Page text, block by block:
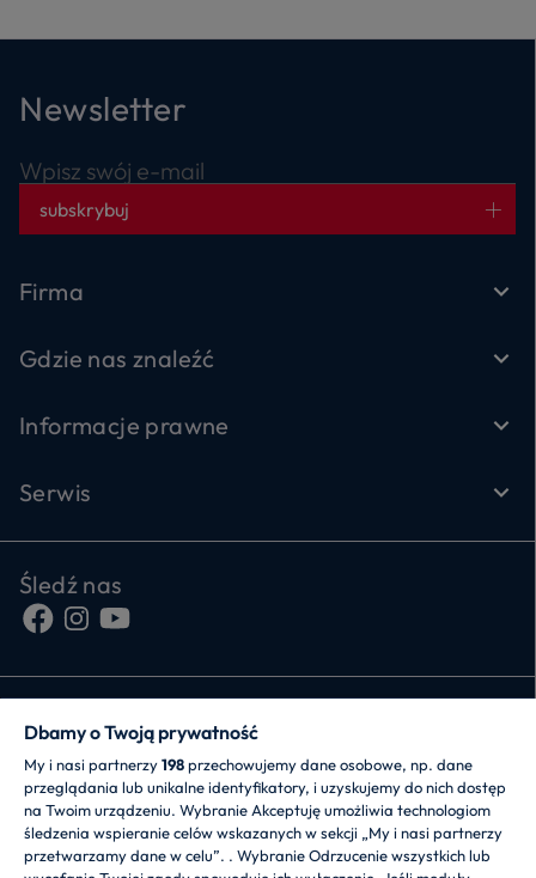
Newsletter
Wpisz swój e-mail
subskrybuj
Firma
Gdzie nas znaleźć
Informacje prawne
Serwis
Śledź nas
CANDY HOOVER GROUP S.r.I. - jednoosobowa sp.
z.o.o. - SIEDZIBA STATUTOWA: Via Comolli, 57 - 20861
Brugherio (MB) - Włochy - SIEDZIBY
ADMINISTRACYJNE: Via Privata Eden Fumagalli bez
Dbamy o Twoją prywatność
My i nasi partnerzy198przechowujemy dane osobowe, np. dane
przeglądania lub unikalne identyfikatory, i uzyskujemy do nich dostęp
na Twoim urządzeniu. Wybranie Akceptuję umożliwia technologiom
śledzenia wspieranie celów wskazanych w sekcji „My i nasi partnerzy
przetwarzamy dane w celu”. . Wybranie Odrzucenie wszystkich lub